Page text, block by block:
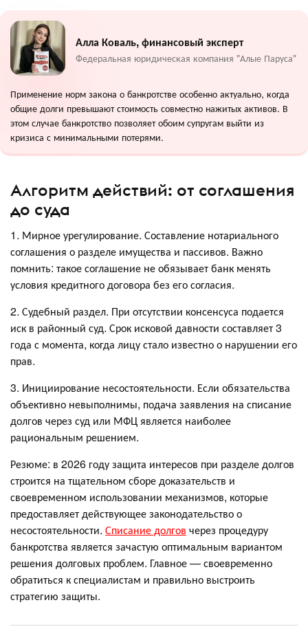
Алла Коваль, финансовый эксперт
Федеральная юридическая компания "Алые Паруса"
Применение норм закона о банкротстве особенно актуально, когда
общие долги превышают стоимость совместно нажитых активов. В
этом случае банкротство позволяет обоим супругам выйти из
кризиса с минимальными потерями.
Алгоритм действий: от соглашения
до суда
1. Мирное урегулирование. Составление нотариального
соглашения о разделе имущества и пассивов. Важно
помнить: такое соглашение не обязывает банк менять
условия кредитного договора без его согласия.
2. Судебный раздел. При отсутствии консенсуса подается
иск в районный суд. Срок исковой давности составляет 3
года с момента, когда лицу стало известно о нарушении его
прав.
3. Инициирование несостоятельности. Если обязательства
объективно невыполнимы, подача заявления на списание
долгов через суд или МФЦ является наиболее
рациональным решением.
Резюме: в 2026 году защита интересов при разделе долгов
строится на тщательном сборе доказательств и
своевременном использовании механизмов, которые
предоставляет действующее законодательство о
несостоятельности. Списание долгов через процедуру
банкротства является зачастую оптимальным вариантом
решения долговых проблем. Главное — своевременно
обратиться к специалистам и правильно выстроить
стратегию защиты.